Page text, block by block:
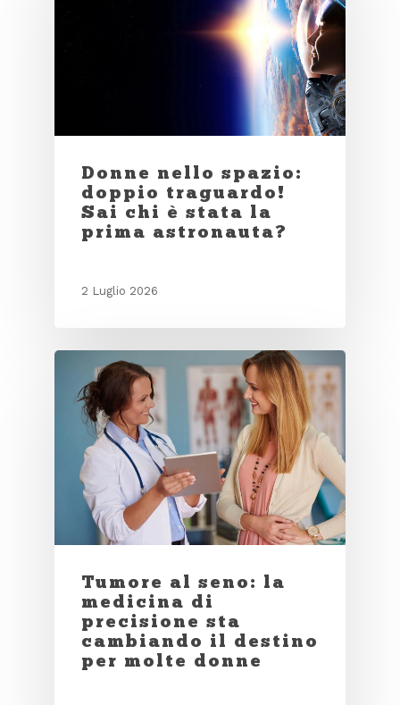
Donne nello spazio:
doppio traguardo!
Sai chi è stata la
prima astronauta?
2 Luglio 2026
Tumore al seno: la
medicina di
precisione sta
cambiando il destino
per molte donne